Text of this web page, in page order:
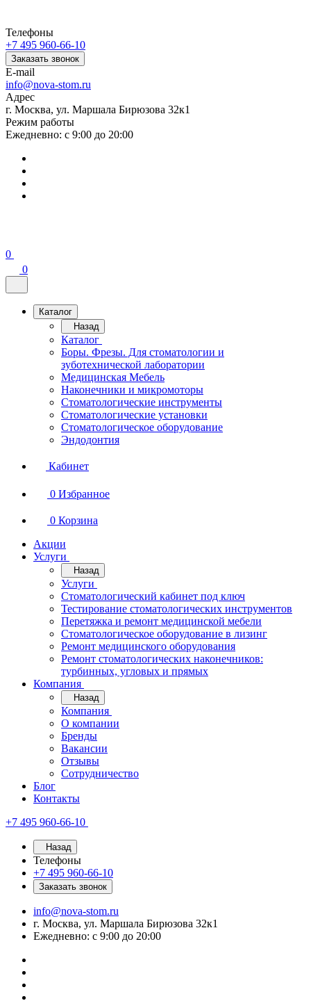
Телефоны
+7 495 960-66-10
Заказать звонок
E-mail
info@nova-stom.ru
Адрес
г. Москва, ул. Маршала Бирюзова 32к1
Режим работы
Ежедневно: с 9:00 до 20:00
0
0
Каталог
Назад
Каталог
Боры. Фрезы. Для стоматологии и
зуботехнической лаборатории
Медицинская Мебель
Наконечники и микромоторы
Стоматологические инструменты
Стоматологические установки
Стоматологическое оборудование
Эндодонтия
Кабинет
0 Избранное
0 Корзина
Акции
Услуги
Назад
Услуги
Стоматологический кабинет под ключ
Тестирование стоматологических инструментов
Перетяжка и ремонт медицинской мебели
Стоматологическое оборудование в лизинг
Ремонт медицинского оборудования
Ремонт стоматологических наконечников:
турбинных, угловых и прямых
Компания
Назад
Компания
О компании
Бренды
Вакансии
Отзывы
Сотрудничество
Блог
Контакты
+7 495 960-66-10
Назад
Телефоны
+7 495 960-66-10
Заказать звонок
info@nova-stom.ru
г. Москва, ул. Маршала Бирюзова 32к1
Ежедневно: с 9:00 до 20:00